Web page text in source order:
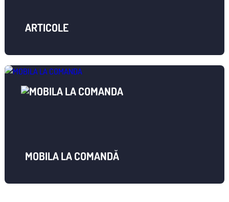
ARTICOLE
MOBILA LA COMANDĂ